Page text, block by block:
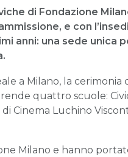
di Fondazione
e con
anni: una sede unica
a Milano, la cerimonia
quattro scuole:
di Cinema Luchino
Milano e hanno